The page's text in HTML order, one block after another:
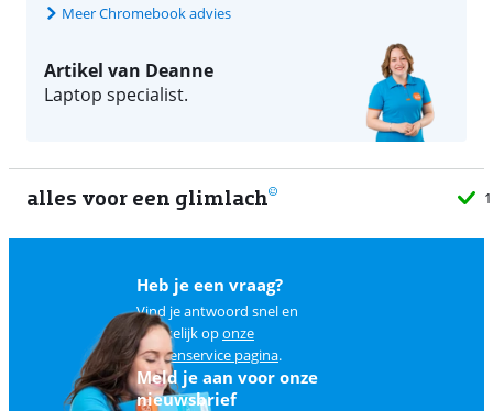
Meer Chromebook advies
Artikel van Deanne
Laptop specialist.
alles voor een glimlach
Heb je een vraag?
Vind je antwoord snel en
makkelijk oponze
klantenservice pagina.
Meld je aan voor onze
nieuwsbrief